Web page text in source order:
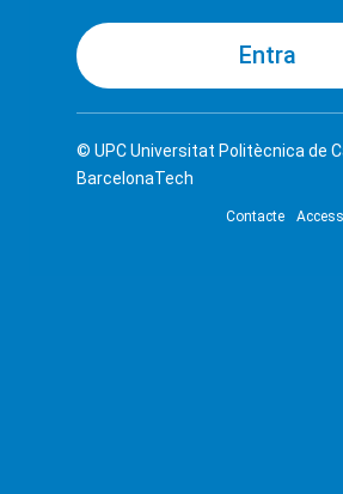
© UPCUniversitat Politècnica de
BarcelonaTech
Contacte